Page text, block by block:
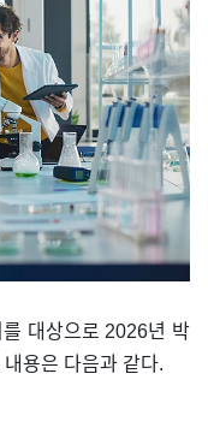
대상으로 2026년 박
용은 다음과 같다.